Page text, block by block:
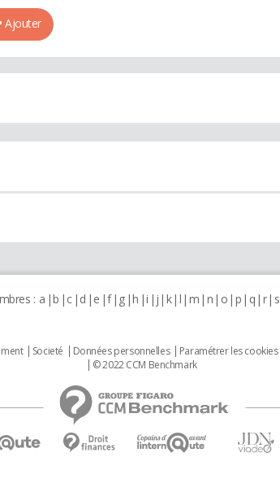
Ajouter
: a b c d e f g h i j k l m n o p q r s
Societé Données personnelles Paramétrer les cookies
© 2022 CCM Benchmark